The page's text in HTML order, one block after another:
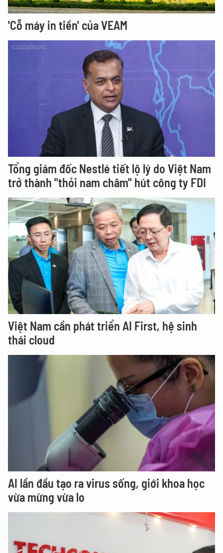
'Cỗ máy in tiền' của VEAM
Tổng giám đốc Nestlé tiết lộ lý do Việt Nam
trở thành "thỏi nam châm" hút công ty FDI
Việt Nam cần phát triển AI First, hệ sinh
thái cloud
AI lần đầu tạo ra virus sống, giới khoa học
vừa mừng vừa lo